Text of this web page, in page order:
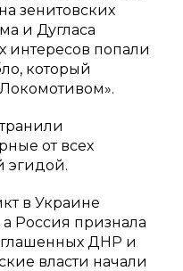
зенитовских
и Дугласа
интересов попали
который
от всех
эгидой.
в Украине
Россия признала
ДНР и
власти начали